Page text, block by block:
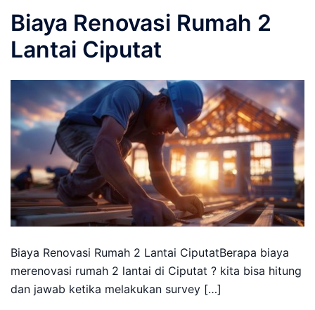
Biaya Renovasi Rumah 2
Lantai Ciputat
Biaya Renovasi Rumah 2 Lantai CiputatBerapa biaya
merenovasi rumah 2 lantai di Ciputat ? kita bisa hitung
dan jawab ketika melakukan survey […]